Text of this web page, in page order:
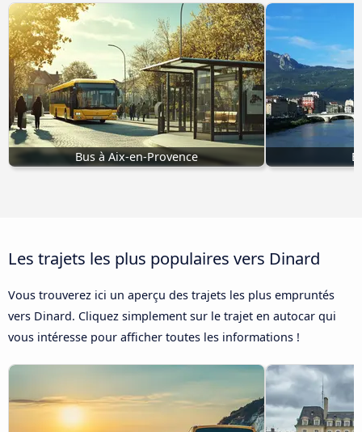
Bus à Aix-en-Provence
Les trajets les plus populaires vers Dinard
Vous trouverez ici un aperçu des trajets les plus empruntés
vers Dinard. Cliquez simplement sur le trajet en autocar qui
vous intéresse pour afficher toutes les informations !